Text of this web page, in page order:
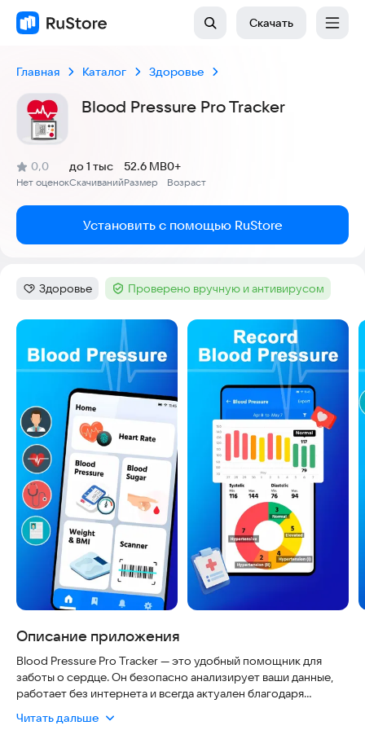
Скачать
Главная Каталог Здоровье
Blood Pressure Pro Tracker
Рейтинг:
0,0
(
Нет оценок
)
Скачиваний
до 1 тыс
Размер
52.6 MB
Возраст
0+
Установить с помощью RuStore
Категория:
Здоровье Тег :Проверено вручную и антивирусом
Скриншоты
Описание приложения
Blood Pressure Pro Tracker — это удобный помощник для
заботы о сердце. Он безопасно анализирует ваши данные,
работает без интернета и всегда актуален благодаря
отслеживать давление и пульс, превращая сложные цифры в
Читать дальше